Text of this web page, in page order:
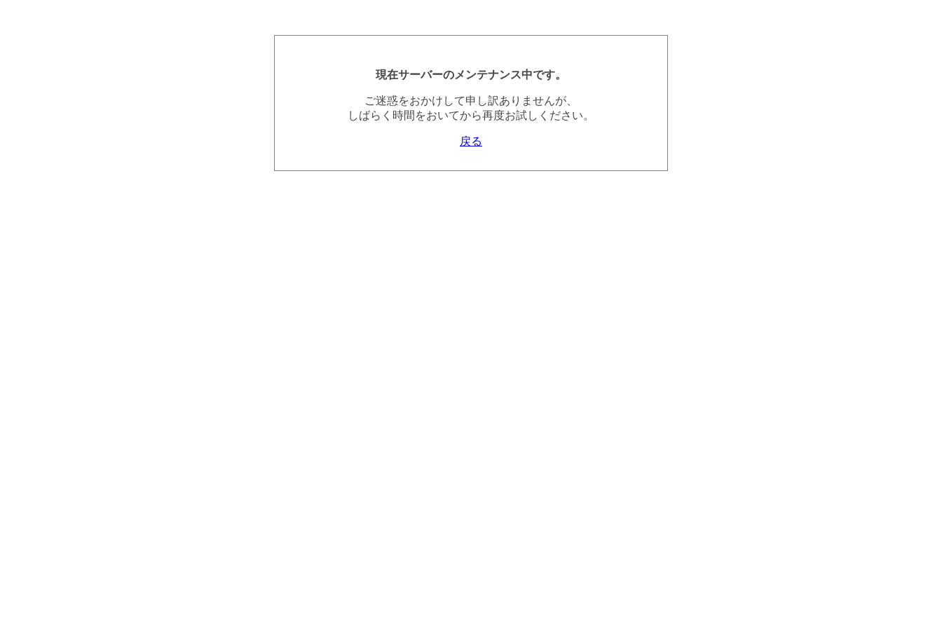
現在サーバーのメンテナンス中です。
ご迷惑をおかけして申し訳ありませんが、
しばらく時間をおいてから再度お試しください。
戻る